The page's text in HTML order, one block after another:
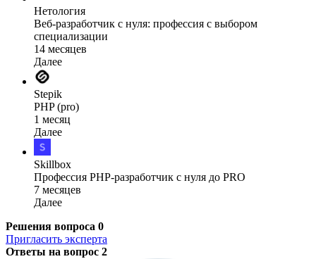
Нетология
Веб-разработчик с нуля: профессия с выбором
специализации
14 месяцев
Далее
Stepik
PHP (pro)
1 месяц
Далее
Skillbox
Профессия PHP-разработчик с нуля до PRO
7 месяцев
Далее
Решения вопроса 0
Пригласить эксперта
Ответы на вопрос 2